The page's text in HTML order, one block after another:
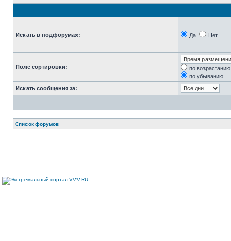
Искать в подфорумах: Да Нет
Поле сортировки:
по возрастанию
по убыванию
Искать сообщения за:
Список форумов